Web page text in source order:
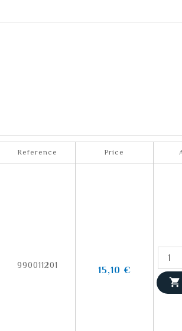
Reference Price
990011201 15,10 €
